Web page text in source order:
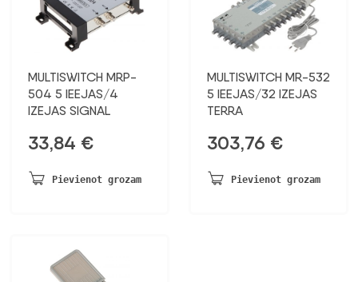
MULTISWITCH MRP-
504 5 IEEJAS/4
IZEJAS SIGNAL
33,84 €
Pievienot grozam
MULTISWITCH MR-532
5 IEEJAS/32 IZEJAS
TERRA
303,76 €
Pievienot grozam